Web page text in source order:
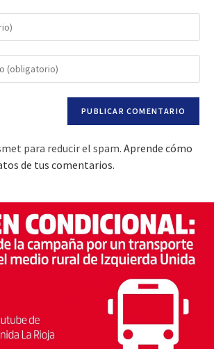
para reducir el spam. Aprende cómo
de tus comentarios.